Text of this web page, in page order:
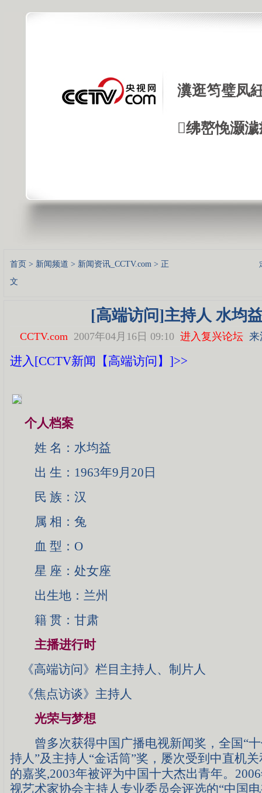
瀵逛笉璧凤
绋嶅悗灏
首页 > 新闻频道 > 新闻资讯_CCTV.com > 正
文
[高端访问]主持人 水均
CCTV.com 2007年04月16日 09:10 进入复兴论坛来
进入[CCTV新闻【高端访问】]>>
个人档案
姓 名：水均益
出 生：1963年9月20日
民 族：汉
属 相：兔
血 型：O
星 座：处女座
出生地：兰州
籍 贯：甘肃
主播进行时
《高端访问》栏目主持人、制片人
《焦点访谈》主持人
光荣与梦想
曾多次获得中国广播电视新闻奖，全国“十
持人”及主持人“金话筒”奖，屡次受到中直机
的嘉奖,2003年被评为中国十大杰出青年。
视艺术家协会主持人专业委员会评选的“中国